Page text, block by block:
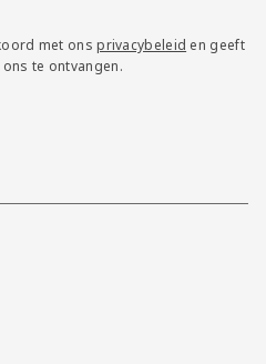
met onsprivacybeleid en geeft
te ontvangen.